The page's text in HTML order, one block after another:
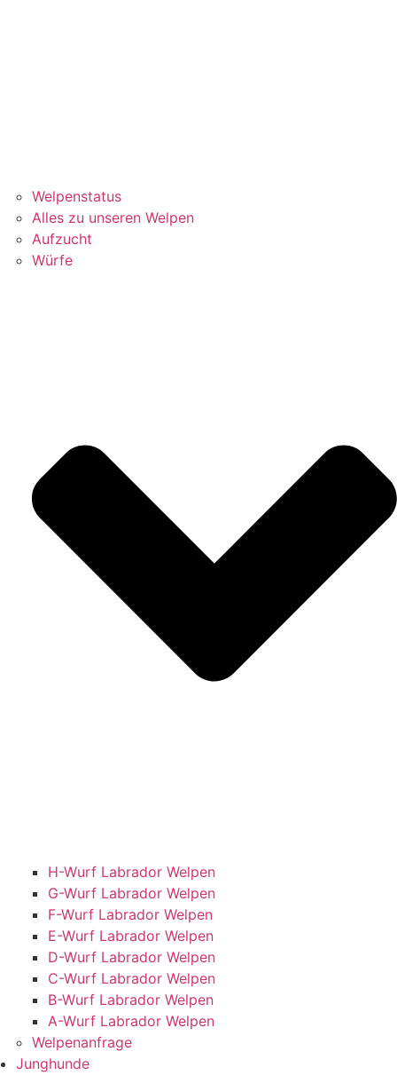
Welpenstatus
Alles zu unseren Welpen
Aufzucht
Würfe
H-Wurf Labrador Welpen
G-Wurf Labrador Welpen
F-Wurf Labrador Welpen
E-Wurf Labrador Welpen
D-Wurf Labrador Welpen
C-Wurf Labrador Welpen
B-Wurf Labrador Welpen
A-Wurf Labrador Welpen
Welpenanfrage
Junghunde